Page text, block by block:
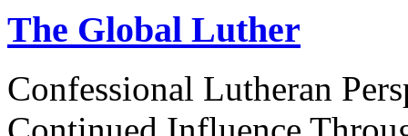
The Global Luther
Confessional Lutheran